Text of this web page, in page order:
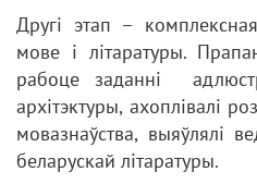
Другі этап –
мове і літаратуры.
рабоце заданні
архітэктуры, ахоплівалі
мовазнаўства, выяўлялі
беларускай літаратуры.